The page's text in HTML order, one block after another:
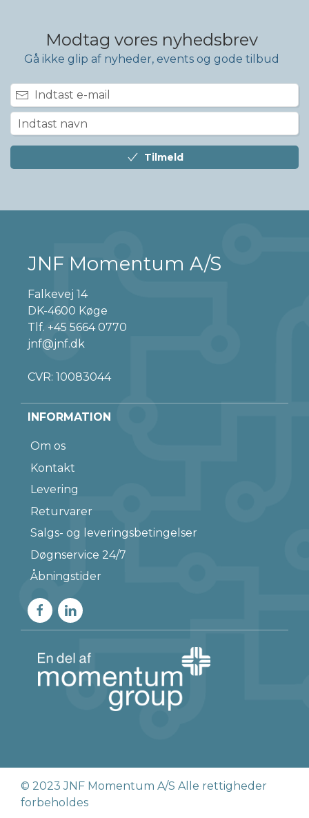
Modtag vores nyhedsbrev
Gå ikke glip af nyheder, events og gode tilbud
Tilmeld
JNF Momentum A/S
Falkevej 14
DK-4600 Køge
Tlf. +45 5664 0770
jnf@jnf.dk
CVR: 10083044
INFORMATION
Om os
Kontakt
Levering
Returvarer
Salgs- og leveringsbetingelser
Døgnservice 24/7
Åbningstider
© 2023 JNF Momentum A/S Alle rettigheder
forbeholdes